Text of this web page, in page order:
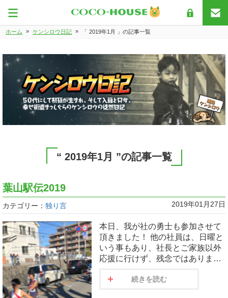
ホーム » ケンシロウ日記 » 「 2019年1月 」の記事一覧
“ 2019年1月 ”の記事一覧
葉山駅伝2019
カテゴリー： 独り言 2019年01月27日
本日、我が社の勇士も参加させて
頂きました！ 他の社員は、日曜と
いう事もあり、社長とご家族以外
応援に行けず、残念ではありま…
続きを読む